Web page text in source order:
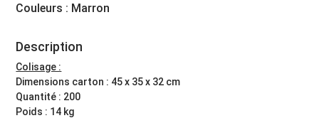
Couleurs : Marron
Description
Colisage :
Dimensions carton : 45 x 35 x 32 cm
Quantité : 200
Poids : 14 kg